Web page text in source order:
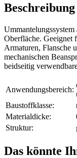
Beschreibung
Oberfläche. Geeignet
Armaturen, Flansche
mechanischen
beidseitig
Anwendungsbereich:
Baustoffklasse:
Materialdicke:
Struktur:
Das könnte